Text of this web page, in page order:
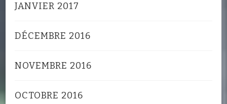
JANVIER 2017
DÉCEMBRE 2016
NOVEMBRE 2016
OCTOBRE 2016